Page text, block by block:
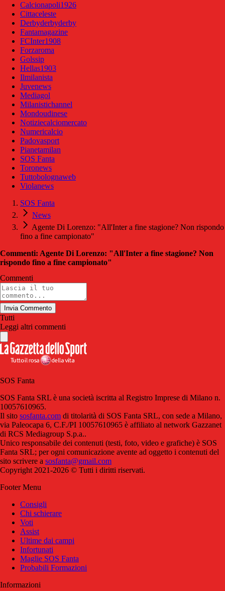
Calcionapoli1926
Cittaceleste
Derbyderbyderby
Fantamagazine
FCInter1908
Forzaroma
Golssip
Hellas1903
Ilmilanista
Juvenews
Mediagol
Milanistichannel
Mondoudinese
Notiziecalciomercato
Numericalcio
Padovasport
Pianetamilan
SOS Fanta
Toronews
Tuttobolognaweb
Violanews
SOS Fanta
News
Agente Di Lorenzo: "All'Inter a fine stagione? Non rispondo
fino a fine campionato"
Commenti: Agente Di Lorenzo: "All'Inter a fine stagione? Non
rispondo fino a fine campionato"
Commenti
Invia Commento
Tutti
Leggi altri commenti
SOS Fanta
SOS Fanta SRL è una società iscritta al Registro Imprese di Milano n.
10057610965.
Il sito sosfanta.com di titolarità di SOS Fanta SRL, con sede a Milano,
via Paleocapa 6, C.F./PI 10057610965 è affiliato al network Gazzanet
di RCS Mediagroup S.p.a..
Unico responsabile dei contenuti (testi, foto, video e grafiche) è SOS
Fanta SRL; per ogni comunicazione avente ad oggetto i contenuti del
sito scrivere a sosfanta@gmail.com
Copyright 2021-2026 © Tutti i diritti riservati.
Footer Menu
Consigli
Chi schierare
Voti
Assist
Ultime dai campi
Infortunati
Maglie SOS Fanta
Probabili Formazioni
Informazioni